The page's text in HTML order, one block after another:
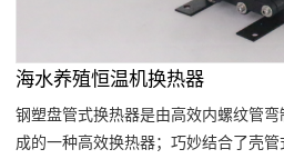
海水养殖恒温机换热器
钢塑盘管式换热器是由高效内螺纹管
成的一种高效换热器；巧妙结合了壳